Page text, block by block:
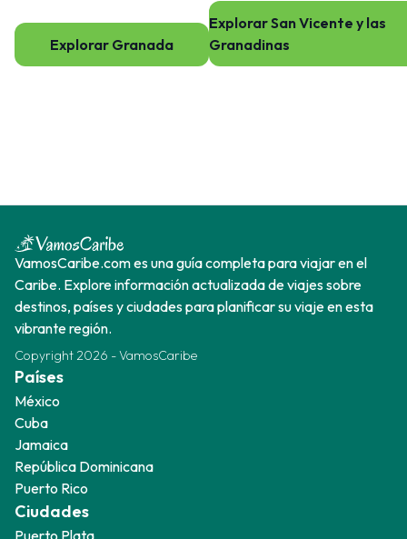
Explorar Granada
Explorar San Vicente y las
Granadinas
VamosCaribe.com es una guía completa para viajar en el
Caribe. Explore información actualizada de viajes sobre
destinos, países y ciudades para planificar su viaje en esta
vibrante región.
Copyright 2026 -VamosCaribe
Países
México
Cuba
Jamaica
República Dominicana
Puerto Rico
Ciudades
Puerto Plata